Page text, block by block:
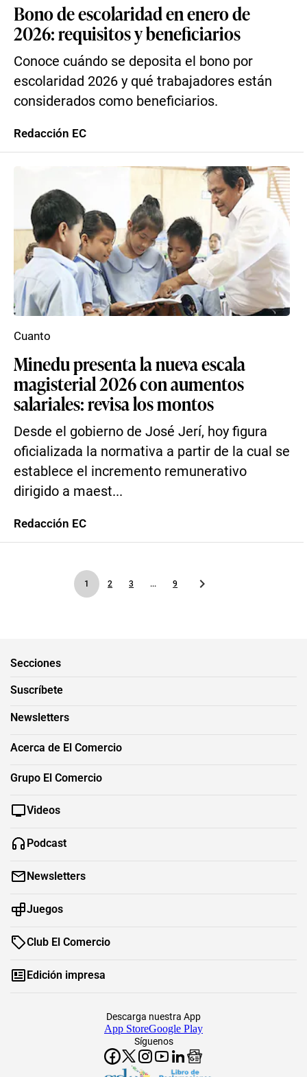
Bono de escolaridad en enero de
2026: requisitos y beneficiarios
Conoce cuándo se deposita el bono por
escolaridad 2026 y qué trabajadores están
considerados como beneficiarios.
Redacción EC
Minedu presenta la nueva escala
magisterial 2026 con aumentos
salariales: revisa los montos
Desde el gobierno de José Jerí, hoy figura
oficializada la normativa a partir de la cual se
establece el incremento remunerativo
dirigido a maest...
Cuanto
Redacción EC
1 2 3 ... 9
Secciones
Suscríbete
Newsletters
Acerca de El Comercio
Grupo El Comercio
Videos
Podcast
Newsletters
Juegos
Club El Comercio
Edición impresa
Síguenos
Descarga nuestra App
App StoreGoogle Play